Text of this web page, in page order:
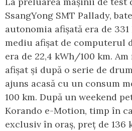
SsangYong SMT Pallady,
autonomia afișată era de
mediu afișat de computerul
era de 22,4 kWh/100 km.
afișat și după o serie de
ajuns acasă cu un consum
100 km. După un weekend
Korando e-Motion, timp în
exclusiv în oraș, preț de 136